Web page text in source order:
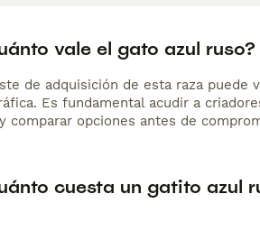
vale el gato azul ruso?
de adquisición de esta raza puede
Es fundamental acudir a
comparar opciones antes de
cuesta un gatito azul